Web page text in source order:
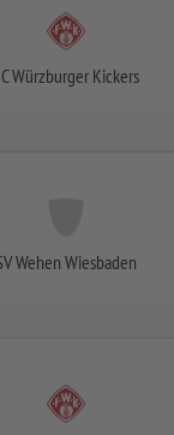
Würzburger Kickers
Wehen Wiesbaden